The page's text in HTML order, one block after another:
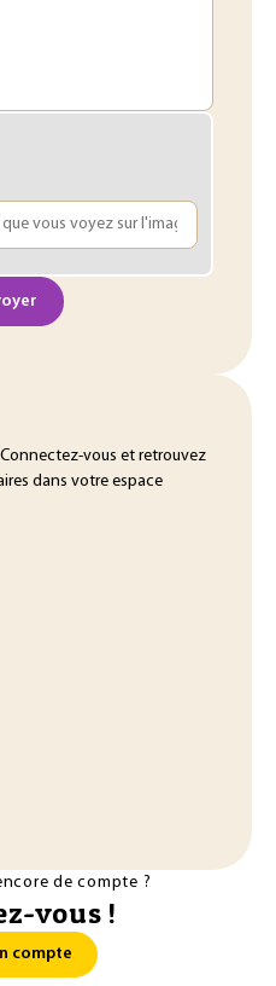
vous et retrouvez
dans votre espace
de compte ?
vous !
compte